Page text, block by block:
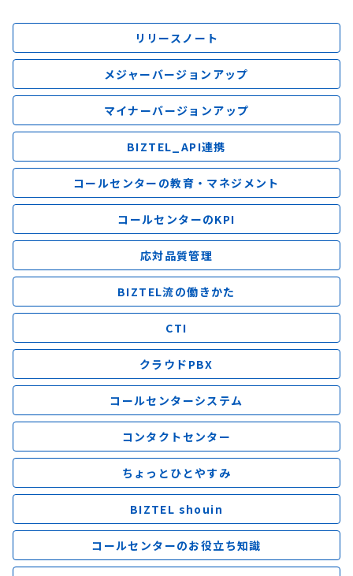
リリースノート
メジャーバージョンアップ
マイナーバージョンアップ
BIZTEL_API連携
コールセンターの教育・マネジメント
コールセンターのKPI
応対品質管理
BIZTEL流の働きかた
CTI
クラウドPBX
コールセンターシステム
コンタクトセンター
ちょっとひとやすみ
BIZTEL shouin
コールセンターのお役立ち知識